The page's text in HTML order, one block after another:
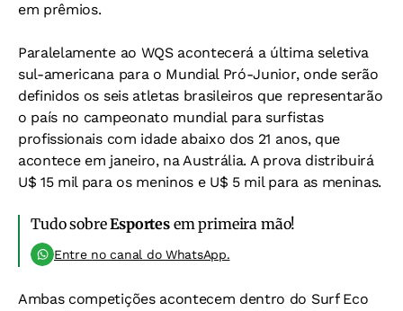
em prêmios.
Paralelamente ao WQS acontecerá a última seletiva
sul-americana para o Mundial Pró-Junior, onde serão
definidos os seis atletas brasileiros que representarão
o país no campeonato mundial para surfistas
profissionais com idade abaixo dos 21 anos, que
acontece em janeiro, na Austrália. A prova distribuirá
U$ 15 mil para os meninos e U$ 5 mil para as meninas.
Tudo sobreEsportesem primeira mão!
Entre no canal do WhatsApp.
Ambas competições acontecem dentro do Surf Eco